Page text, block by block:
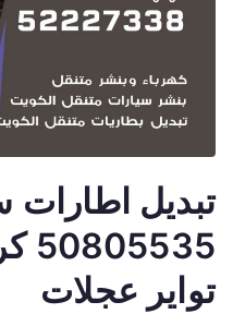
تبديل اطارات
تواير عجلات